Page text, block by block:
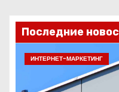
Последние
ИНТЕРНЕТ-МАРКЕТИНГ